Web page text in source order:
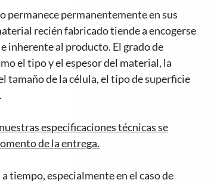
permanece permanentemente en sus
recién fabricado tiende a encogerse
inherente al producto. El grado de
el tipo y el espesor del material, la
tamaño de la célula, el tipo de superficie
especificaciones técnicas se
de la entrega.
tiempo, especialmente en el caso de